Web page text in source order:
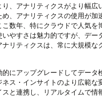
、アナリティクスがより幅
、アナリティクスの使用が
数年、特にクラウドで人気
やすさは魅力的ですが、デ
リティクスは、常に大規模
にアップグレードしてデー
ス・インサイトのより広範
と連携し、リアルタイムで情